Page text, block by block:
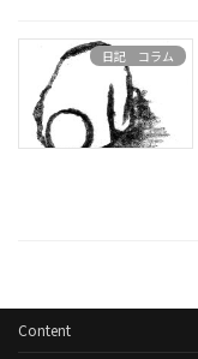
日記 コラム
Content